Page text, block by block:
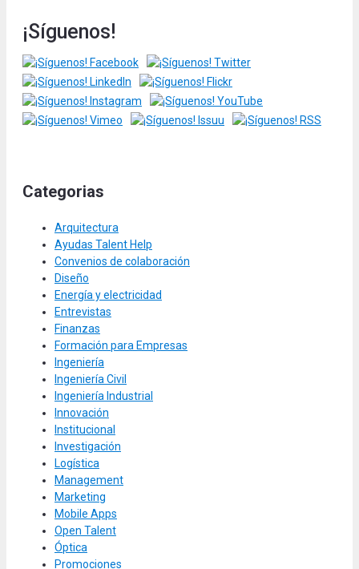
¡Síguenos!
Categorias
Arquitectura
Ayudas Talent Help
Convenios de colaboración
Diseño
Energía y electricidad
Entrevistas
Finanzas
Formación para Empresas
Ingeniería
Ingeniería Civil
Ingeniería Industrial
Innovación
Institucional
Investigación
Logística
Management
Marketing
Mobile Apps
Open Talent
Óptica
Promociones